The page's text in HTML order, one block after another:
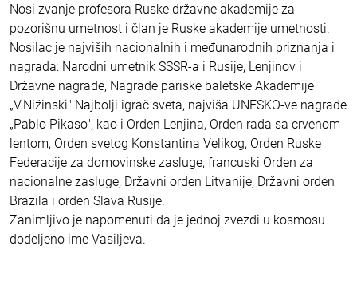
Nosi zvanje profesora Ruske državne akademije za
pozorišnu umetnost i član je Ruske akademije umetnosti.
Nosilac je najviših nacionalnih i međunarodnih priznanja i
nagrada: Narodni umetnik SSSR-a i Rusije, Lenjinov i
Državne nagrade, Nagrade pariske baletske Akademije
„V.Nižinski" Najbolji igrač sveta, najviša UNESKO-ve nagrade
„Pablo Pikaso", kao i Orden Lenjina, Orden rada sa crvenom
lentom, Orden svetog Konstantina Velikog, Orden Ruske
Federacije za domovinske zasluge, francuski Orden za
nacionalne zasluge, Državni orden Litvanije, Državni orden
Brazila i orden Slava Rusije.
Zanimljivo je napomenuti da je jednoj zvezdi u kosmosu
dodeljeno ime Vasiljeva.